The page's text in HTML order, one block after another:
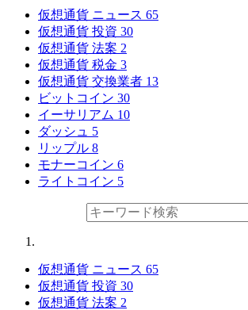
仮想通貨 ニュース 65
仮想通貨 投資 30
仮想通貨 法案 2
仮想通貨 税金 3
仮想通貨 交換業者 13
ビットコイン 30
イーサリアム 10
ダッシュ 5
リップル 8
モナーコイン 6
ライトコイン 5
仮想通貨 ニュース 65
仮想通貨 投資 30
仮想通貨 法案 2